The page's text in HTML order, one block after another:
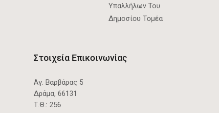
Υπαλλήλων Του
Δημοσίου Τομέα
Στοιχεία Επικοινωνίας
Αγ. Βαρβάρας 5
Δράμα, 66131
Τ.Θ.: 256